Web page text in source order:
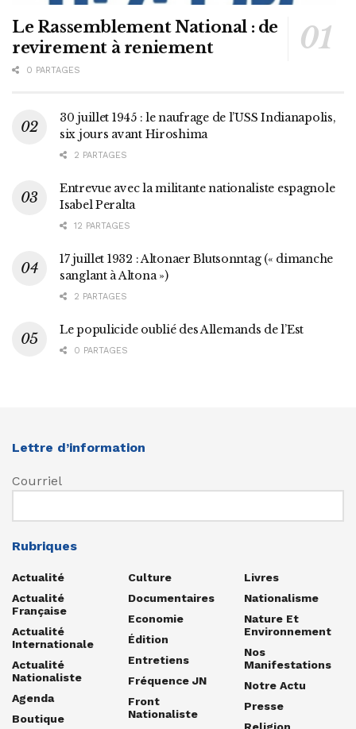
Le Rassemblement National : de
revirement à reniement
0 PARTAGES
30 juillet 1945 : le naufrage de l’USS Indianapolis,
six jours avant Hiroshima
2 PARTAGES
Entrevue avec la militante nationaliste espagnole
Isabel Peralta
12 PARTAGES
17 juillet 1932 : Altonaer Blutsonntag (« dimanche
sanglant à Altona »)
2 PARTAGES
Le populicide oublié des Allemands de l’Est
0 PARTAGES
Lettre d’information
Courriel
Rubriques
Actualité
Actualité
Française
Actualité
Internationale
Actualité
Nationaliste
Agenda
Boutique
Culture
Documentaires
Economie
Édition
Entretiens
Fréquence JN
Front
Nationaliste
Livres
Nationalisme
Nature Et
Environnement
Nos
Manifestations
Notre Actu
Presse